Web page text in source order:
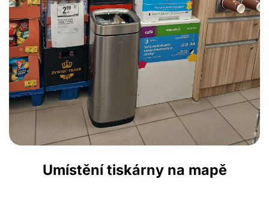
Umístění tiskárny na mapě